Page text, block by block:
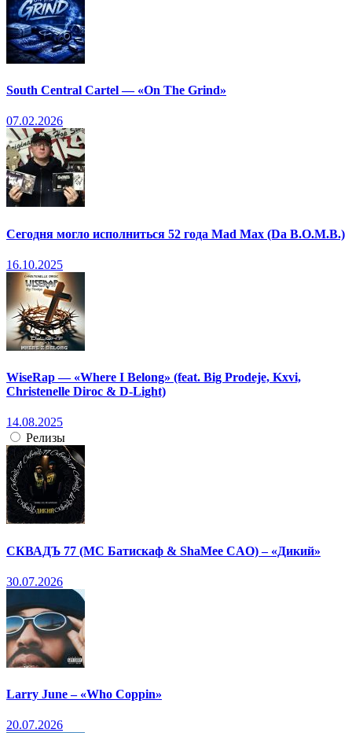
South Central Cartel — «On The Grind»
07.02.2026
Сегодня могло исполниться 52 года Mad Max (Da B.O.M.B.)
16.10.2025
WiseRap — «Where I Belong» (feat. Big Prodeje, Kxvi,
Christenelle Diroc & D-Light)
14.08.2025
Релизы
СКВАДЪ 77 (МС Батискаф & ShaMee CAO) – «Дикий»
30.07.2026
Larry June – «Who Coppin»
20.07.2026